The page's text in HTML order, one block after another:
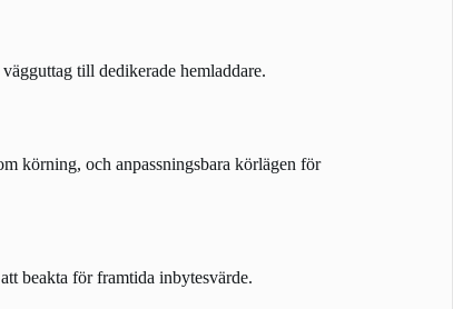
till dedikerade hemladdare.
körning, och anpassningsbara körlägen för
beakta för framtida inbytesvärde.